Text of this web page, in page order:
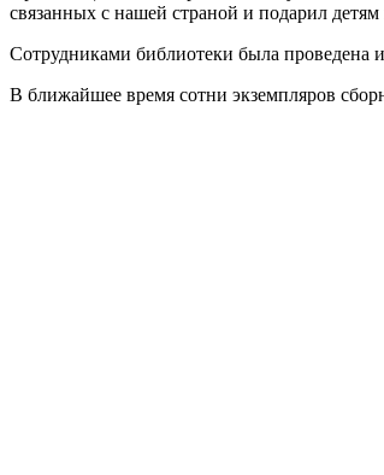
связанных с нашей страной и подарил
Сотрудниками библиотеки была проведена
В ближайшее время сотни экземпляров